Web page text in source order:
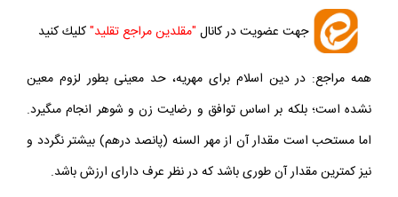
جهت عضويت در كانال "مقلدين مراجع تقليد"كليك كنيد
همه مراجع: در دين اسلام براى مهريه، حد معينى بطور لزوم معين
نشده است؛ بلكه بر اساس توافق و رضايت زن و شوهر انجام مى‏گيرد.
اما مستحب است مقدار آن از مهر السنه (پانصد درهم) بيشتر نگردد و
نيز كمترين مقدار آن طورى باشد كه در نظر عرف داراى ارزش باشد.